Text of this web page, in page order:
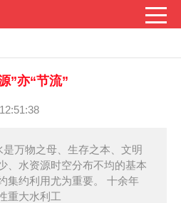
”亦“节流”
是万物之母、生存之本、文明
、水资源时空分布不均的基本
集约利用尤为重要。 十余年
重大水利工